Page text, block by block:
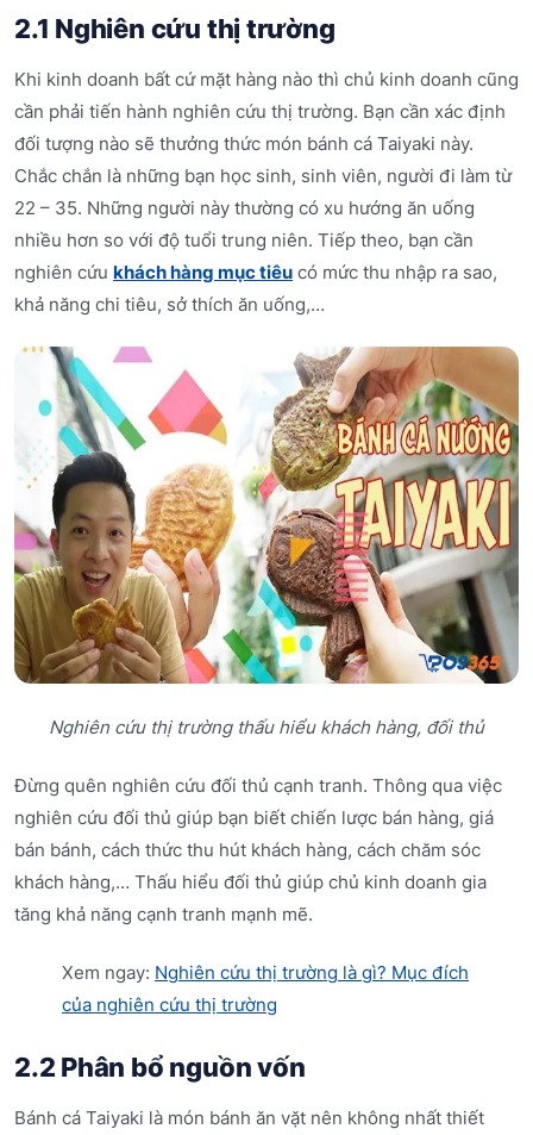
2.1 Nghiên cứu thị trường
Khi kinh doanh bất cứ mặt hàng nào thì chủ kinh doanh cũng
cần phải tiến hành nghiên cứu thị trường. Bạn cần xác định
đối tượng nào sẽ thưởng thức món bánh cá Taiyaki này.
Chắc chắn là những bạn học sinh, sinh viên, người đi làm từ
22 – 35. Những người này thường có xu hướng ăn uống
nhiều hơn so với độ tuổi trung niên. Tiếp theo, bạn cần
nghiên cứu khách hàng mục tiêu có mức thu nhập ra sao,
khả năng chi tiêu, sở thích ăn uống,…
Nghiên cứu thị trường thấu hiểu khách hàng, đối thủ
Đừng quên nghiên cứu đối thủ cạnh tranh. Thông qua việc
nghiên cứu đối thủ giúp bạn biết chiến lược bán hàng, giá
bán bánh, cách thức thu hút khách hàng, cách chăm sóc
khách hàng,… Thấu hiểu đối thủ giúp chủ kinh doanh gia
tăng khả năng cạnh tranh mạnh mẽ.
Xem ngay: Nghiên cứu thị trường là gì? Mục đích
của nghiên cứu thị trường
2.2 Phân bổ nguồn vốn
Bánh cá Taiyaki là món bánh ăn vặt nên không nhất thiết